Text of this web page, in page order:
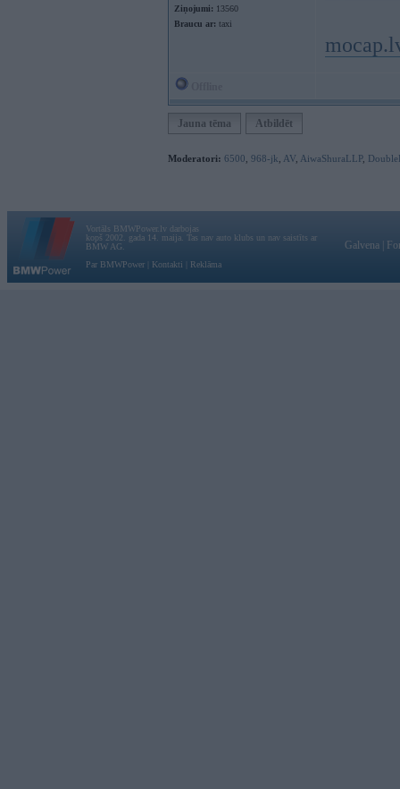
Ziņojumi: 13560
Braucu ar: taxi
Jauna tēma Atbildēt
Moderatori: 6500 968-jk AV AiwaShuraLLP,
Vortāls BMWPower.lv darbojas
kopš 2002. gada 14. maija. Tas nav auto klubs un nav saistīts ar
BMW AG.
Par BMWPower
Kontakti Reklāma
Galvena